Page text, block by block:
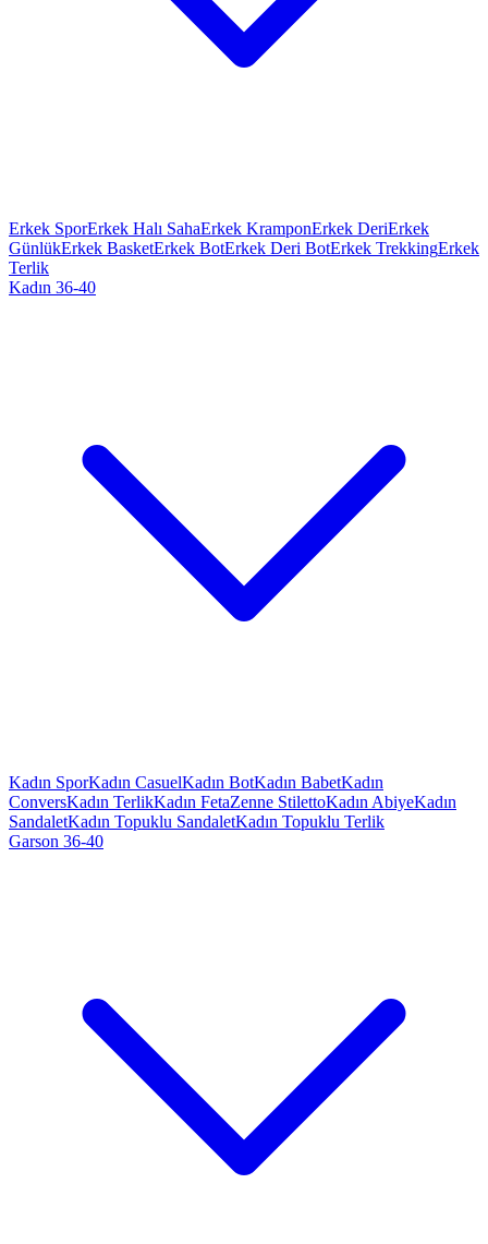
Erkek SporErkek Halı SahaErkek KramponErkek DeriErkek
GünlükErkek BasketErkek BotErkek Deri BotErkek TrekkingErkek
Terlik
Kadın 36-40
Kadın SporKadın CasuelKadın BotKadın BabetKadın
ConversKadın TerlikKadın FetaZenne StilettoKadın AbiyeKadın
SandaletKadın Topuklu SandaletKadın Topuklu Terlik
Garson 36-40